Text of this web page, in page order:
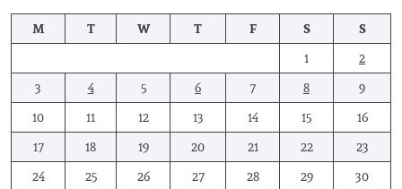
M T W T F S
S
1
2
3
4 5 6 7 8
9
10
11 12 13 14 15
16
17
18 19 20 21 22
23
24
25 26 27 28 29
30